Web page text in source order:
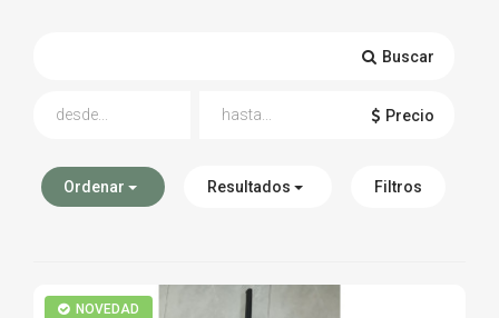
Buscar
Precio
Ordenar Resultados Filtros
NOVEDAD